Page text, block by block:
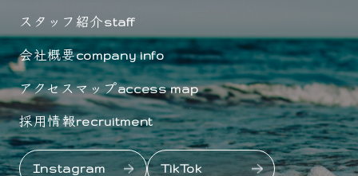
スタッフ紹介staff
会社概要company info
アクセスマップaccess map
採用情報recruitment
Instagram TikTok